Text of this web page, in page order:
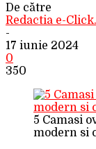
De către
Redactia e-
-
17 iunie 2024
0
350
5 Camasi
modern si